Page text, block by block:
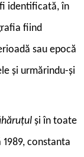
identificată, în
fiind
sau epocă
și urmărindu-și
și în toate
constanta